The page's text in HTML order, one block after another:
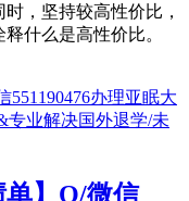
，坚持较高性价比，
什么是高性价比。
】Q/微信